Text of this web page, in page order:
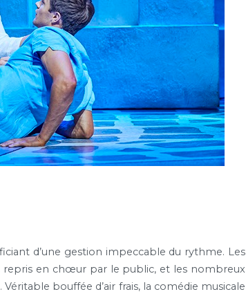
d’une gestion impeccable du rythme. Les
repris en chœur par le public, et les nombreux
bouffée d’air frais, la comédie musicale